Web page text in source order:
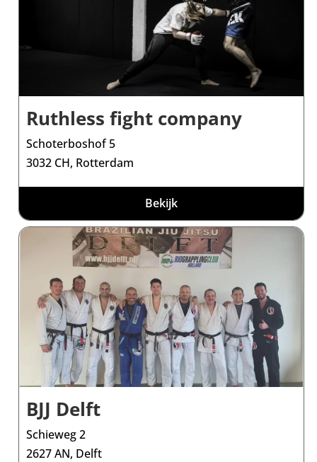
Ruthless fight company
Schoterboshof 5
3032 CH, Rotterdam
Bekijk
BJJ Delft
Schieweg 2
2627 AN, Delft